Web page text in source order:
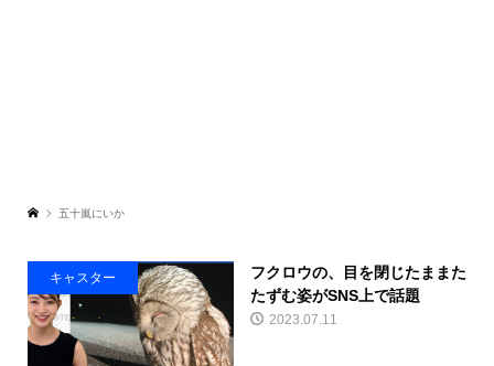
五十嵐にいか
キャスター
フクロウの、目を閉じたままた
たずむ姿がSNS上で話題
2023.07.11